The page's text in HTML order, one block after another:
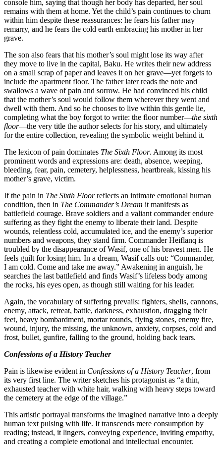
console him, saying that though her
remains with them at home. Yet the
within him despite these reassurances:
remarry, and he fears the cold earth
The son also fears that his mother’s
they move to live in the capital, Baku.
on a small scrap of paper and leaves it
include the apartment floor. The father
swallows a wave of pain and sorrow.
that the mother’s soul would follow
dwell with them. And so he chooses to
completing what the boy forgot to
floor—the very title the author selects
for the entire collection, revealing the
The lexicon of pain dominatesThe
prominent words and expressions are:
bleeding, fear, pain, cemetery,
If the pain inThe Sixth Floorreflects an
condition, then in The Commander’s
battlefield courage. Brave soldiers and a
suffering as they fight the enemy to
wounds, relentless cold, accumulated
numbers and weapons, they stand firm.
troubled by the disappearance of Wasif,
feels guilt for losing him. In a dream,
I am cold. Come and take me away.”
searches the last battlefield and finds
the rocks, his eyes open, as though still
Again, the vocabulary of suffering
enemy, attack, retreat, battle, darkness,
feet, heavy bombardment, mortar
wound, injury, the missing, the
frost, bullet, gunfire, falling to the
Confessions of a History Teacher
Pain is likewise evident inConfessions
its very first line. The writer sketches his
exhausted teacher with white hair,
the cemetery at the edge of the village.”
This artistic portrayal transforms the
human text pulsing with life. It
reading; instead, it lingers, conveying
and creating a complete emotional and